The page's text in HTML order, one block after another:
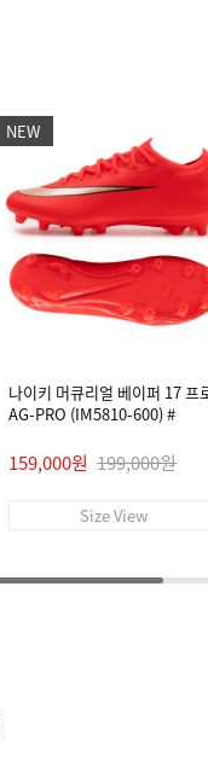
NEW
나이키 머큐리얼 베이퍼 17 프
AG-PRO (IM5810-600) #
159,000원 199,000원
Size View